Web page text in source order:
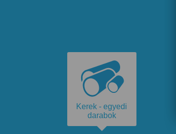
Kerek - egyedi
darabok